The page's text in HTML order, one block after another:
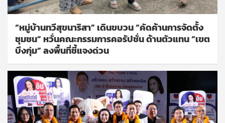
“หมู่บ้านทวีสุขนาริสา” เดินขบวน “คัดค้านการจัดตั้ง
ชุมชน” หวั่นคณะกรรมการคอรัปชั่น ด้านตัวแทน “เขต
บึงกุ่ม” ลงพื้นที่ชี้แจงด่วน